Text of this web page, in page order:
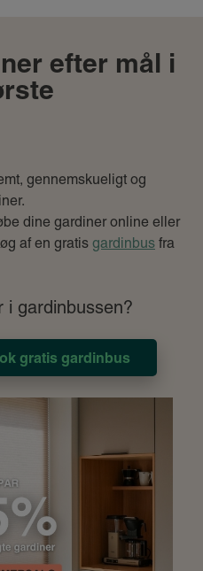
efter mål i
gennemskueligt og
dine gardiner online eller
af en gratis gardinbus fra
i gardinbussen?
gratis gardinbus